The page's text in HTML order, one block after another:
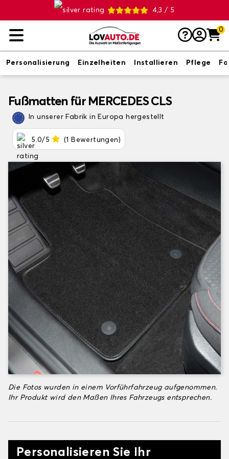
4,3 / 5
0
Personalisierung Einzelheiten Installieren Pflege
Fußmatten für MERCEDES CLS
In unserer Fabrik in Europa hergestellt
5.0/5 (1 Bewertungen)
Die Fotos wurden in einem Vorführfahrzeug aufgenommen.
Ihr Produkt wird den Maßen Ihres Fahrzeugs entsprechen.
Personalisieren Sie Ihr